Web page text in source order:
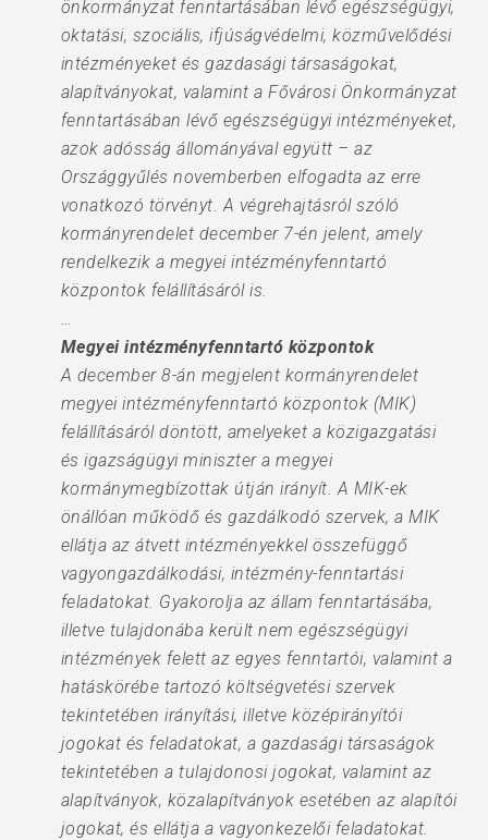
önkormányzat fenntartásában lévő egészségügyi,
oktatási, szociális, ifjúságvédelmi, közművelődési
intézményeket és gazdasági társaságokat,
alapítványokat, valamint a Fővárosi Önkormányzat
fenntartásában lévő egészségügyi intézményeket,
azok adósság állományával együtt – az
Országgyűlés novemberben elfogadta az erre
vonatkozó törvényt. A végrehajtásról szóló
kormányrendelet december 7-én jelent, amely
rendelkezik a megyei intézményfenntartó
központok felállításáról is.
…
Megyei intézményfenntartó központok
A december 8-án megjelent kormányrendelet
megyei intézményfenntartó központok (MIK)
felállításáról döntött, amelyeket a közigazgatási
és igazságügyi miniszter a megyei
kormánymegbízottak útján irányít. A MIK-ek
önállóan működő és gazdálkodó szervek, a MIK
ellátja az átvett intézményekkel összefüggő
vagyongazdálkodási, intézmény-fenntartási
feladatokat. Gyakorolja az állam fenntartásába,
illetve tulajdonába került nem egészségügyi
intézmények felett az egyes fenntartói, valamint a
hatáskörébe tartozó költségvetési szervek
tekintetében irányítási, illetve középirányítói
jogokat és feladatokat, a gazdasági társaságok
tekintetében a tulajdonosi jogokat, valamint az
alapítványok, közalapítványok esetében az alapítói
jogokat, és ellátja a vagyonkezelői feladatokat.